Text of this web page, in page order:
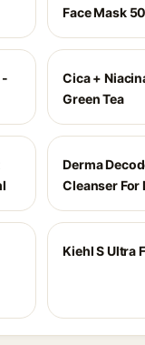
Face Mask
-
Cica +
Green Tea
Derma
Cleanser For
Kiehl S Ultra